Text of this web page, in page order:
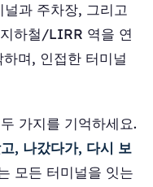
과 주차장, 그리고
하철/LIRR 역을 연
며, 인접한 터미널
가지를 기억하세요.
, 나갔다가, 다시 보
모든 터미널을 잇는